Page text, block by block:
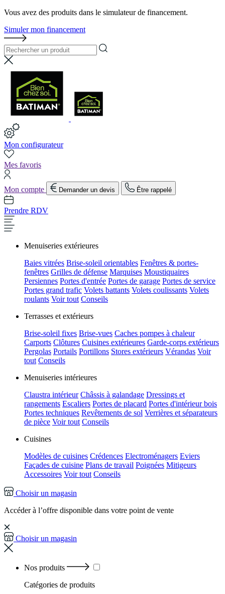
Vous avez des produits dans le simulateur de financement.
Simuler mon financement
Mon configurateur
Mes favoris
Mon compte Demander un devis Être rappelé
Prendre RDV
Menuiseries extérieures
Baies vitrées Brise-soleil orientables Fenêtres & portes-
fenêtres Grilles de défense Marquises Moustiquaires
Persiennes Portes d'entrée Portes de garage Portes de service
Portes grand trafic Volets battants Volets coulissants Volets
roulants Voir tout Conseils
Terrasses et extérieurs
Brise-soleil fixes Brise-vues Caches pompes à chaleur
Carports Clôtures Cuisines extérieures Garde-corps extérieurs
Pergolas Portails Portillons Stores extérieurs Vérandas Voir
tout Conseils
Menuiseries intérieures
Claustra intérieur Châssis à galandage Dressings et
rangements Escaliers Portes de placard Portes d'intérieur bois
Portes techniques Revêtements de sol Verrières et séparateurs
de pièce Voir tout Conseils
Cuisines
Modèles de cuisines Crédences Electroménagers Eviers
Façades de cuisine Plans de travail Poignées Mitigeurs
Accessoires Voir tout Conseils
Choisir un magasin
Accéder à l’offre disponible dans votre point de vente
Choisir un magasin
Nos produits
Catégories de produits